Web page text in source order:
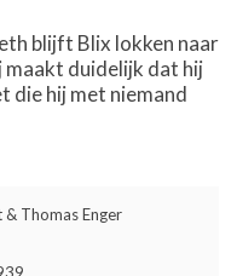
blijft Blix lokken naar
duidelijk dat hij
die hij met niemand
& Thomas Enger